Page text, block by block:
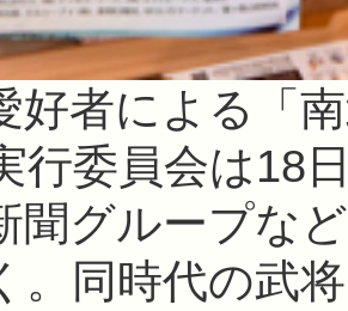
者による「
行委員会は18
聞グループな
。同時代の武